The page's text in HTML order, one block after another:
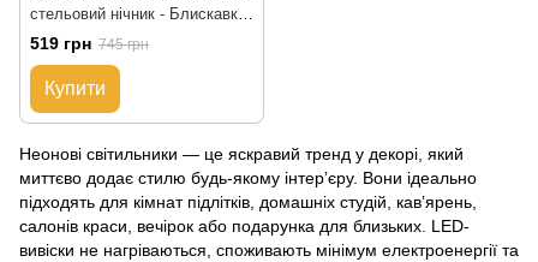
стельовий нічник - Блискавка,
14,5x2,3x35,3 см, USB провід
(141431)
519 грн 745 грн
Купити
Неонові світильники — це яскравий тренд у декорі, який
миттєво додає стилю будь-якому інтерʼєру. Вони ідеально
підходять для кімнат підлітків, домашніх студій, кавʼярень,
салонів краси, вечірок або подарунка для близьких. LED-
вивіски не нагріваються, споживають мінімум електроенергії та